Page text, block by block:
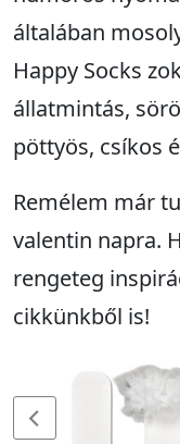
általában
Happy Socks
állatmintás,
pöttyös, csíkos
Remélem már
valentin napra.
rengeteg
cikkünkből is!